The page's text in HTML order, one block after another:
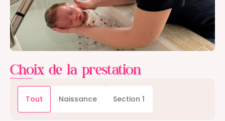
Choix de la prestation
Tout Naissance Section 1